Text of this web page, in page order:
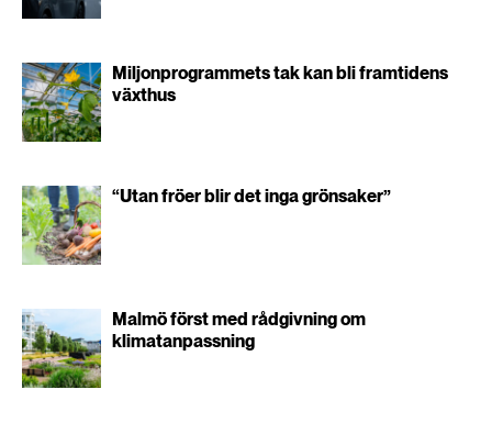
Miljonprogrammets tak kan bli framtidens
växthus
“Utan fröer blir det inga grönsaker”
Malmö först med rådgivning om
klimatanpassning